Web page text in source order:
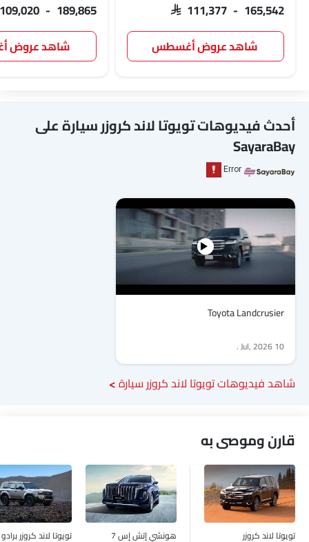
SAR 111,377 - 165,542
شاهد عروض أغسطس
109,020 - 189,865
شاهد عروض
أحدث فيديوهات تويوتا لاند كروزر سيارة على
SayaraBay
Toyota Landcrusier
10 Jul, 2026
.
شاهد فيديوهات تويوتا لاند كروزر سيارة
قارن وموصى به
تويوتا لاند كروزر هونشي إتش إس 7 تويوتا لاند كروزر برادو